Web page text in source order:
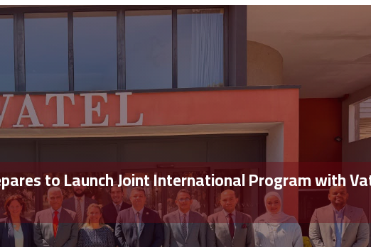
to Launch Joint International Program with